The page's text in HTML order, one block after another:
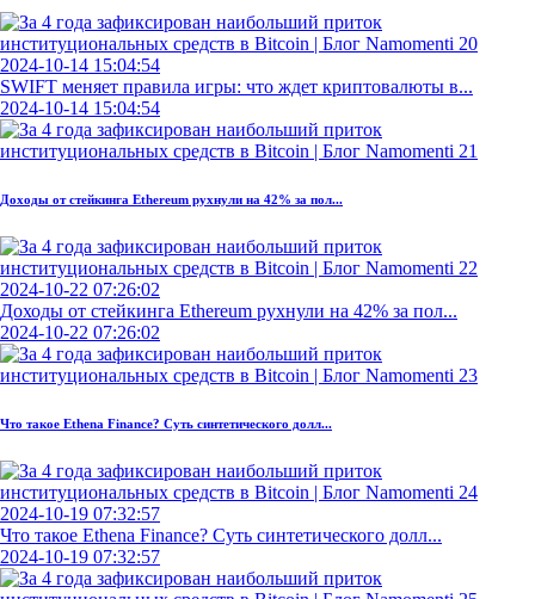
2024-10-14 15:04:54
SWIFT меняет правила игры: что ждет криптовалюты в...
2024-10-14 15:04:54
Доходы от стейкинга Ethereum рухнули на 42% за пол...
2024-10-22 07:26:02
Доходы от стейкинга Ethereum рухнули на 42% за пол...
2024-10-22 07:26:02
Что такое Ethena Finance? Суть синтетического долл...
2024-10-19 07:32:57
Что такое Ethena Finance? Суть синтетического долл...
2024-10-19 07:32:57